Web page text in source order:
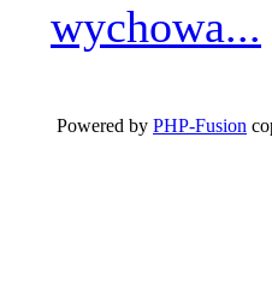
wychowa...
Powered by PHP-Fusion